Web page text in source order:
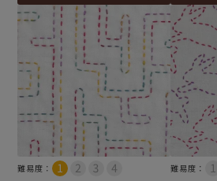
難易度： 難易度：